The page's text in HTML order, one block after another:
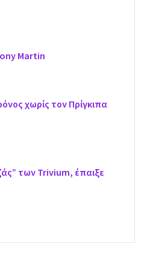
Martin
χωρίς τον Πρίγκιπα
των Trivium, έπαιξε